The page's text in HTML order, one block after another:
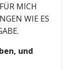
MICH
WIE ES
und